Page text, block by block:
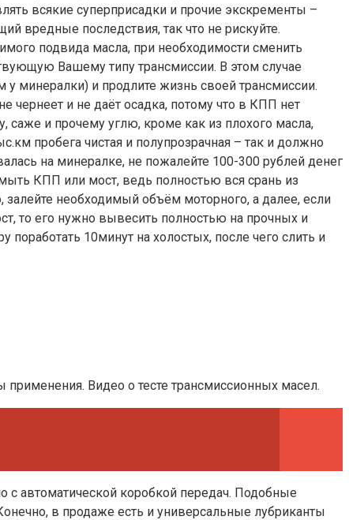
всякие суперприсадки и прочие экскременты –
вредные последствия, так что не рискуйте.
подвида масла, при необходимости сменить
Вашему типу трансмиссии. В этом случае
минералки) и продлите жизнь своей трансмиссии.
чернеет и не даёт осадка, потому что в КПП нет
саже и прочему углю, кроме как из плохого масла,
пробега чистая и полупрозрачная – так и должно
на минералке, не пожалейте 100-300 рублей денег
КПП или мост, ведь полностью вся срань из
необходимый объём моторного, а далее, если
то его нужно вывесить полностью на прочных и
поработать 10минут на холостых, после чего слить и
Видео о тесте трансмиссионных масел.
с автоматической коробкой передач. Подобные
в продаже есть и универсальные лубриканты